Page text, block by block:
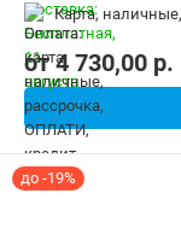
карта,
от4 730,00 p.
до -19%